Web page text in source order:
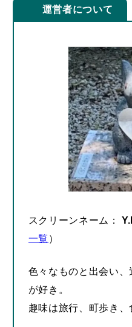
運営者について
スクリーンネーム：
一覧 ）
色々なものと出会い
が好き。
趣味は旅行、町歩き、